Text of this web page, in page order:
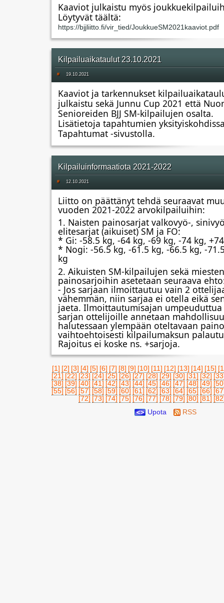
Kaaviot julkaistu myös
Löytyvät täältä:
https://bjjliitto.fi/vir_tied/JoukkueSM2021kaaviot.pdf
Kilpailuaikataulut 23.10.2021
# 19.10.2021
Kaaviot ja tarkennukset
julkaistu sekä Junnu Cup 2021 että
Senioreiden BJJ SM-kilpailujen osalta.
Lisätietoja tapahtumien
Tapahtumat -sivustolla.
Kilpailuinformaatiota 2021-2022
# 12.10.2021
Liitto on päättänyt tehdä seuraavat
vuoden 2021-2022 arvokilpailuihin:
1. Naisten painosarjat valkovyö-,
elitesarjat (aikuiset) SM ja FO:
* Gi: -58.5 kg, -64 kg, -69 kg, -74 kg,
* Nogi: -56.5 kg, -61.5 kg, -66.5 kg, -
kg
2. Aikuisten SM-kilpailujen sekä
painosarjoihin asetetaan seuraava
- Jos sarjaan ilmoittautuu vain 2
vähemmän, niin sarjaa ei otella eikä
jaeta. Ilmoittautumisajan
sarjan ottelijoille annetaan
halutessaan ylempään oteltavaan
vaihtoehtoisesti kilpailumaksun
Rajoitus ei koske ns. +sarjoja.
[1] [2] [3] [4] [5] [6] [7] [8] [9] [10] [11] [12] [13] [14] [15]
[21][22][23] [24] [25] [26][27][28] [29] [30] [31] [32]
[38][39][40][41][42][43][44][45][46][47][48][49]
[55][56][57][58][59][60][61][62][63][64][65][66]
[72][73][74][75][76][77][78][79][80][81]
Upota
RSS